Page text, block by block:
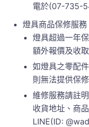
電於(07-735-
燈具商品保修服務
燈具超過一年
額外報價及收
如燈具之零配
則無法提供保
維修服務請註
收貨地址、商
LINE(ID: